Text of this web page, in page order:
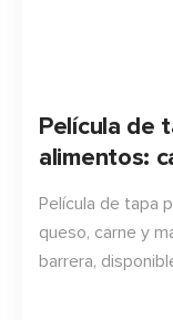
Película de
alimentos:
Película de tapa
queso, carne y
barrera,